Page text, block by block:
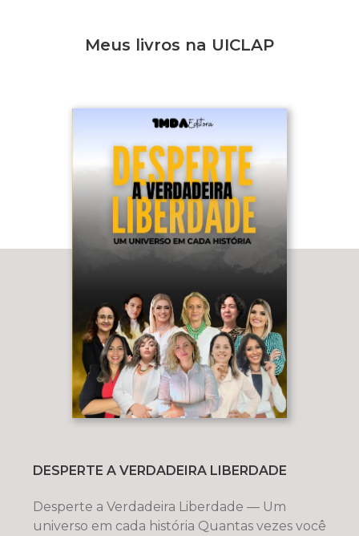
Meus livros na UICLAP
DESPERTE A VERDADEIRA LIBERDADE
Desperte a Verdadeira Liberdade — Um
universo em cada história Quantas vezes você